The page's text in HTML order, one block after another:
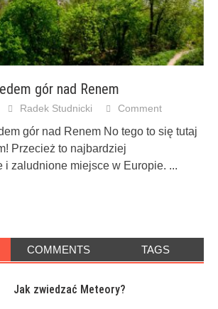
gór nad Renem
Radek Studnicki Comment
gór nad Renem No tego to się tutaj
Przecież to najbardziej
i zaludnione miejsce w Europie. ...
COMMENTS TAGS
Jak zwiedzać Meteory?